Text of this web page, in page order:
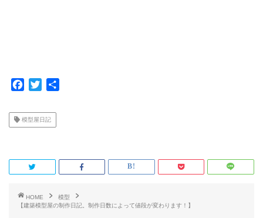
c
e
o
k
i
t
r
模型屋日記
HOME
模型
【建築模型屋の制作日記。制作日数によって値段が変わります！】